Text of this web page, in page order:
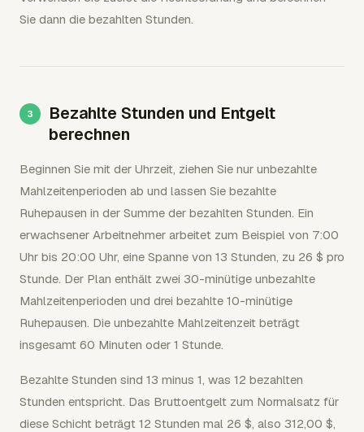
Sie dann die bezahlten Stunden.
Bezahlte Stunden und Entgelt
berechnen
Beginnen Sie mit der Uhrzeit, ziehen Sie nur unbezahlte
Mahlzeitenperioden ab und lassen Sie bezahlte
Ruhepausen in der Summe der bezahlten Stunden. Ein
erwachsener Arbeitnehmer arbeitet zum Beispiel von 7:00
Uhr bis 20:00 Uhr, eine Spanne von 13 Stunden, zu 26 $ pro
Stunde. Der Plan enthält zwei 30-minütige unbezahlte
Mahlzeitenperioden und drei bezahlte 10-minütige
Ruhepausen. Die unbezahlte Mahlzeitenzeit beträgt
insgesamt 60 Minuten oder 1 Stunde.
Bezahlte Stunden sind 13 minus 1, was 12 bezahlten
Stunden entspricht. Das Bruttoentgelt zum Normalsatz für
diese Schicht beträgt 12 Stunden mal 26 $, also 312,00 $,